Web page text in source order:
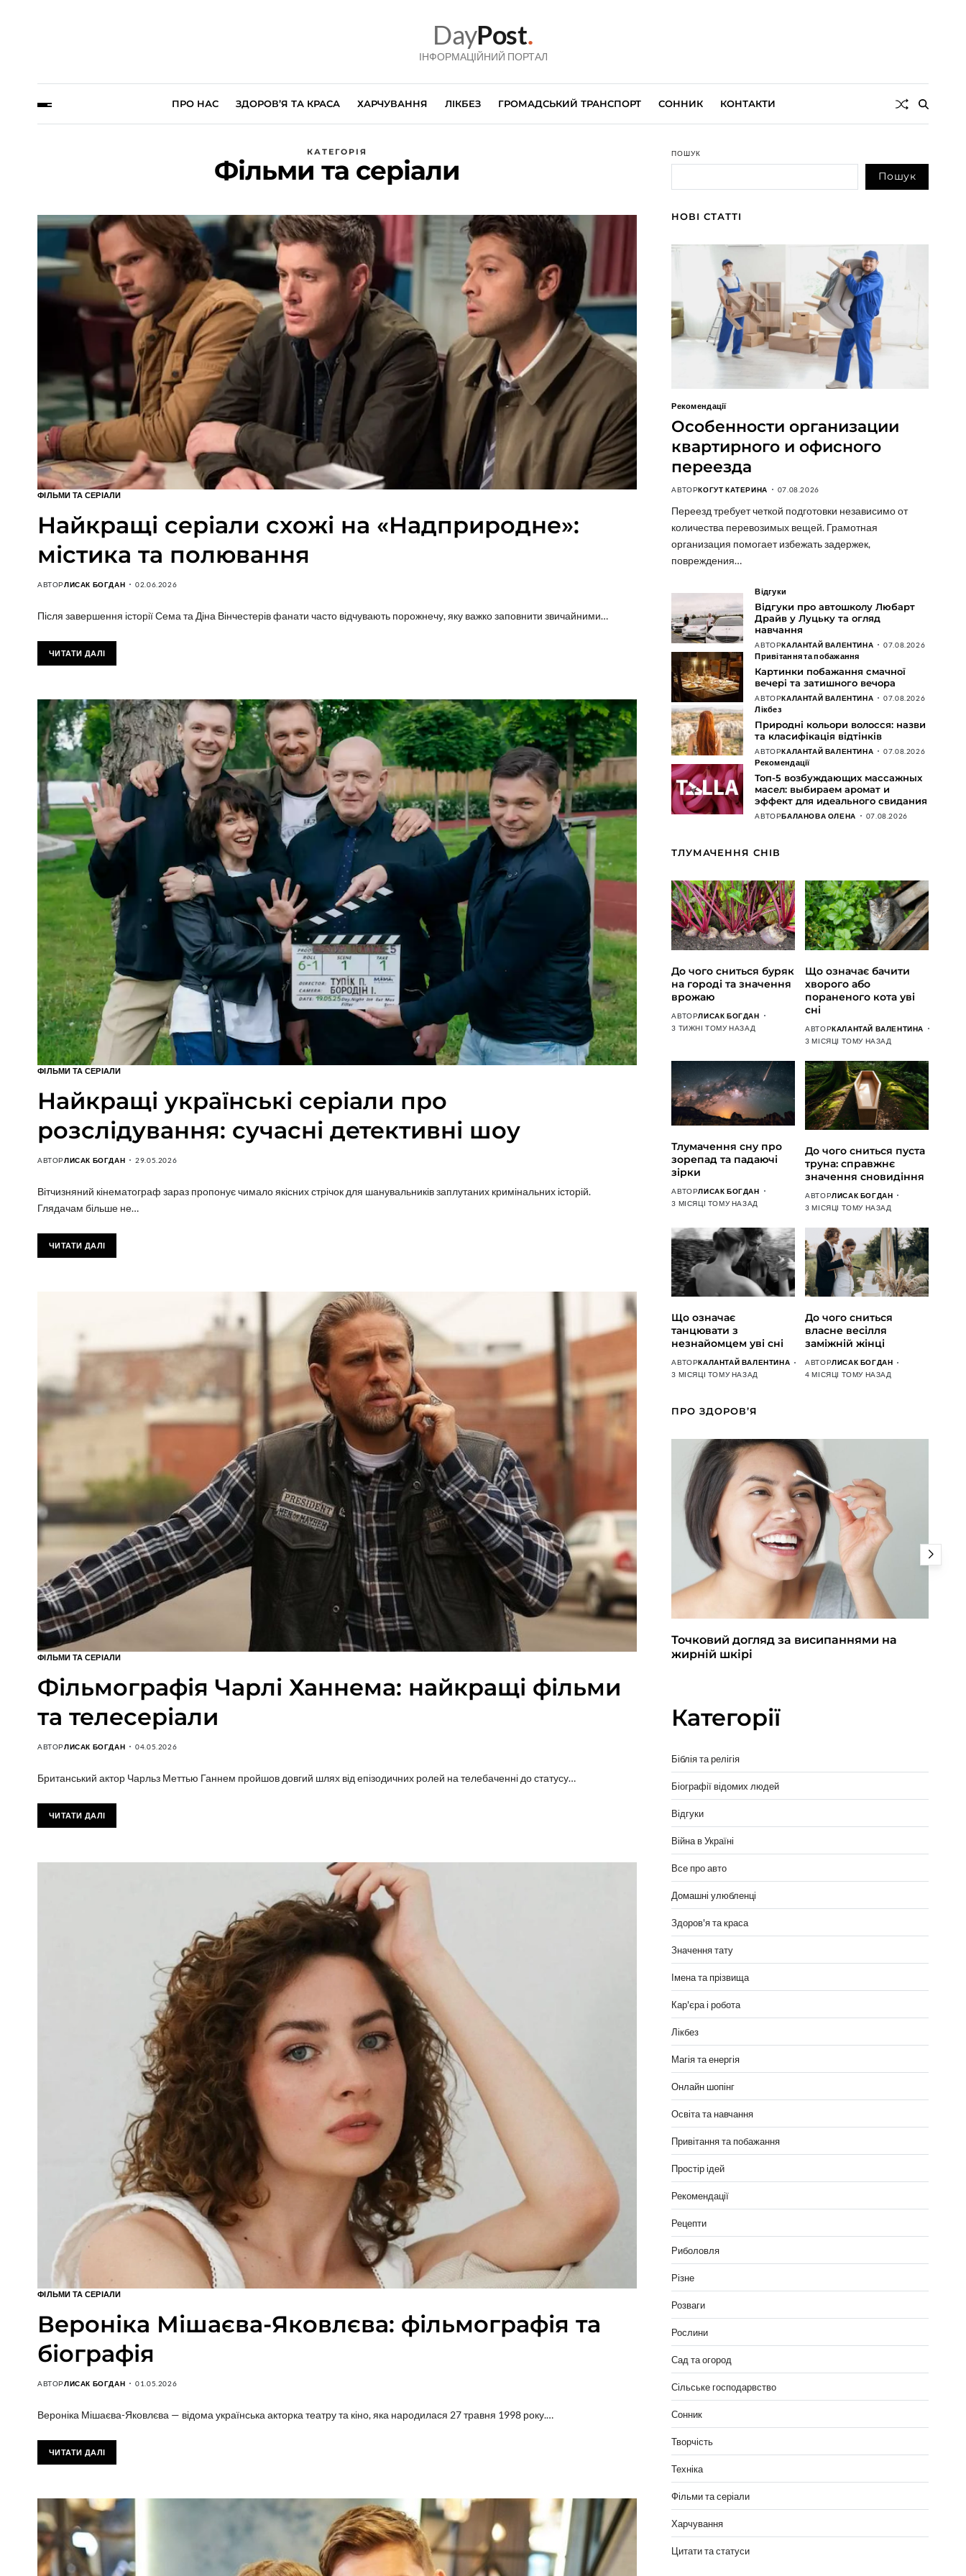
DayPost.
ІНФОРМАЦІЙНИЙ ПОРТАЛ
ПРО НАС ЗДОРОВ’Я ТА КРАСА ХАРЧУВАННЯ ЛІКБЕЗ ГРОМАДСЬКИЙ ТРАНСПОРТ СОННИК КОНТАКТИ
КАТЕГОРІЯ
Фільми та серіали
ФІЛЬМИ ТА СЕРІАЛИ
Найкращі серіали схожі на «Надприродне»:
містика та полювання
АВТОРЛИСАК БОГДАН 02.06.2026
Після завершення історії Сема та Діна Вінчестерів фанати часто відчувають порожнечу, яку важко заповнити звичайними…
ЧИТАТИ ДАЛІ
ФІЛЬМИ ТА СЕРІАЛИ
Найкращі українські серіали про
розслідування: сучасні детективні шоу
АВТОРЛИСАК БОГДАН 29.05.2026
Вітчизняний кінематограф зараз пропонує чимало якісних стрічок для шанувальників заплутаних кримінальних історій.
Глядачам більше не…
ЧИТАТИ ДАЛІ
ФІЛЬМИ ТА СЕРІАЛИ
Фільмографія Чарлі Ханнема: найкращі фільми
та телесеріали
АВТОРЛИСАК БОГДАН 04.05.2026
Британський актор Чарльз Меттью Ганнем пройшов довгий шлях від епізодичних ролей на телебаченні до статусу…
ЧИТАТИ ДАЛІ
ФІЛЬМИ ТА СЕРІАЛИ
Вероніка Мішаєва-Яковлєва: фільмографія та
біографія
АВТОРЛИСАК БОГДАН 01.05.2026
Вероніка Мішаєва-Яковлєва — відома українська акторка театру та кіно, яка народилася 27 травня 1998 року.…
ЧИТАТИ ДАЛІ
ПОШУК
Пошук
НОВІ СТАТТІ
Рекомендації
Особенности организации
квартирного и офисного
переезда
АВТОРКОГУТ КАТЕРИНА 07.08.2026
Переезд требует четкой подготовки независимо от
количества перевозимых вещей. Грамотная
организация помогает избежать задержек,
повреждения…
Відгуки
Відгуки про автошколу Любарт
Драйв у Луцьку та огляд
навчання
АВТОРКАЛАНТАЙ ВАЛЕНТИНА 07.08.2026
Привітання та побажання
Картинки побажання смачної
вечері та затишного вечора
АВТОРКАЛАНТАЙ ВАЛЕНТИНА 07.08.2026
Лікбез
Природні кольори волосся: назви
та класифікація відтінків
АВТОРКАЛАНТАЙ ВАЛЕНТИНА 07.08.2026
Рекомендації
Топ-5 возбуждающих массажных
масел: выбираем аромат и
эффект для идеального свидания
АВТОРБАЛАНОВА ОЛЕНА 07.08.2026
ТЛУМАЧЕННЯ СНІВ
До чого сниться буряк
на городі та значення
врожаю
АВТОРЛИСАК БОГДАН
3 ТИЖНІ ТОМУ НАЗАД
Що означає бачити
хворого або
пораненого кота уві
сні
АВТОРКАЛАНТАЙ ВАЛЕНТИНА
3 МІСЯЦІ ТОМУ НАЗАД
Тлумачення сну про
зорепад та падаючі
зірки
АВТОРЛИСАК БОГДАН
3 МІСЯЦІ ТОМУ НАЗАД
До чого сниться пуста
труна: справжнє
значення сновидіння
АВТОРЛИСАК БОГДАН
3 МІСЯЦІ ТОМУ НАЗАД
Що означає
танцювати з
незнайомцем уві сні
АВТОРКАЛАНТАЙ ВАЛЕНТИНА
3 МІСЯЦІ ТОМУ НАЗАД
До чого сниться
власне весілля
заміжній жінці
АВТОРЛИСАК БОГДАН
4 МІСЯЦІ ТОМУ НАЗАД
ПРО ЗДОРОВ’Я
Точковий догляд за висипаннями на
жирній шкірі
Категорії
Біблія та релігія
Біографії відомих людей
Відгуки
Війна в Україні
Все про авто
Домашні улюбленці
Здоров'я та краса
Значення тату
Імена та прізвища
Кар'єра і робота
Лікбез
Магія та енергія
Онлайн шопінг
Освіта та навчання
Привітання та побажання
Простір ідей
Рекомендації
Рецепти
Риболовля
Різне
Розваги
Рослини
Сад та огород
Сільське господарвство
Сонник
Творчість
Техніка
Фільми та серіали
Харчування
Цитати та статуси